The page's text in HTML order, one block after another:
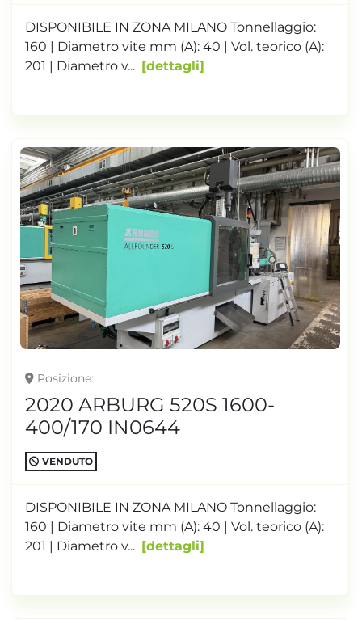
DISPONIBILE IN ZONA MILANO Tonnellaggio:
160 | Diametro vite mm (A): 40 | Vol. teorico (A):
201 | Diametro v...
dettagli
Posizione
2020 ARBURG 520S 1600-
400/170 IN0644
VENDUTO
DISPONIBILE IN ZONA MILANO Tonnellaggio:
160 | Diametro vite mm (A): 40 | Vol. teorico (A):
201 | Diametro v...
dettagli